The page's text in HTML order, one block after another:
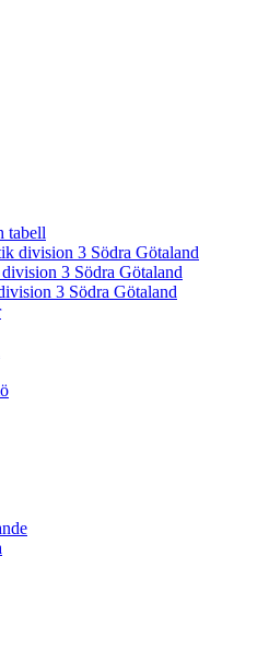
tabell
division 3 Södra Götaland
3 Södra Götaland
3 Södra Götaland